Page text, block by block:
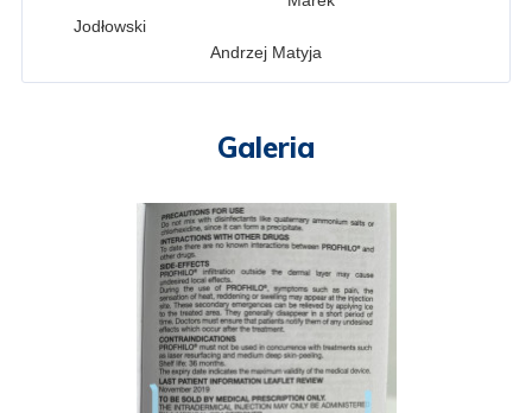
Jodłowski
Andrzej Matyja
Galeria